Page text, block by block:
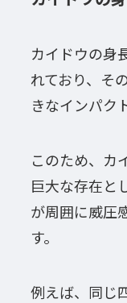
カイドウの身
れており、そ
きなインパク
このため、カ
巨大な存在と
が周囲に威圧
す。
例えば、同じ